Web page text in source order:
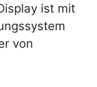
ist mit
von